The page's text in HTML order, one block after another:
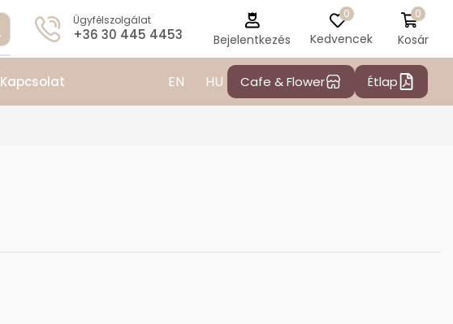
Ügyfélszolgálat
+36 30 445 4453 Bejelentkezés
0
Kedvencek
0
Kosár
Kapcsolat EN HU Cafe & Flower Étlap